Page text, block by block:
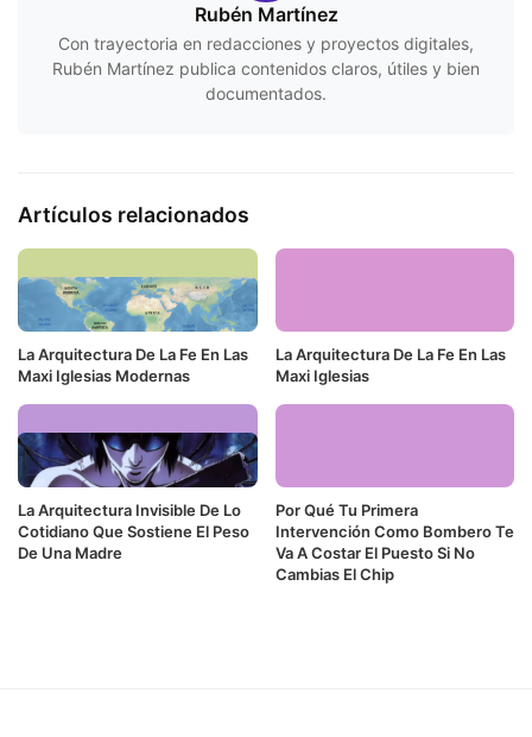
Rubén Martínez
Con trayectoria en redacciones y proyectos digitales,
Rubén Martínez publica contenidos claros, útiles y bien
documentados.
Artículos relacionados
La Arquitectura De La Fe En Las
Maxi Iglesias Modernas
La Arquitectura De La Fe En Las
Maxi Iglesias
La Arquitectura Invisible De Lo
Cotidiano Que Sostiene El Peso
De Una Madre
Por Qué Tu Primera
Intervención Como Bombero Te
Va A Costar El Puesto Si No
Cambias El Chip